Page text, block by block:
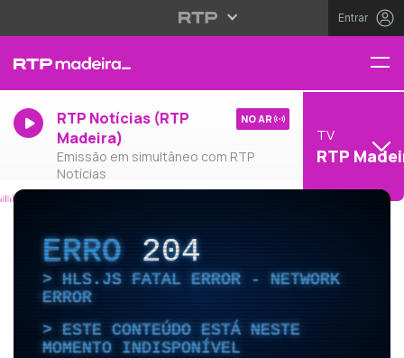
Entrar
RTP Notícias (RTP
Madeira)
Emissão em simultâneo com RTP
Notícias
NO AR
TV
RTP
ERRO204
HLS.JS FATAL ERROR - NETWORK
ERROR
ESTE CONTEÚDO ESTÁ NESTE
MOMENTO INDISPONÍVEL